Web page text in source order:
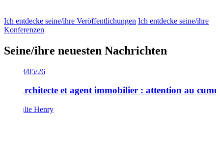
Ich entdecke seine/ihre Veröffentlichungen Ich entdecke seine/ihre
Konferenzen
Seine/ihre neuesten Nachrichten
18/05/26
Architecte et agent immobilier : attention au
Julie Henry